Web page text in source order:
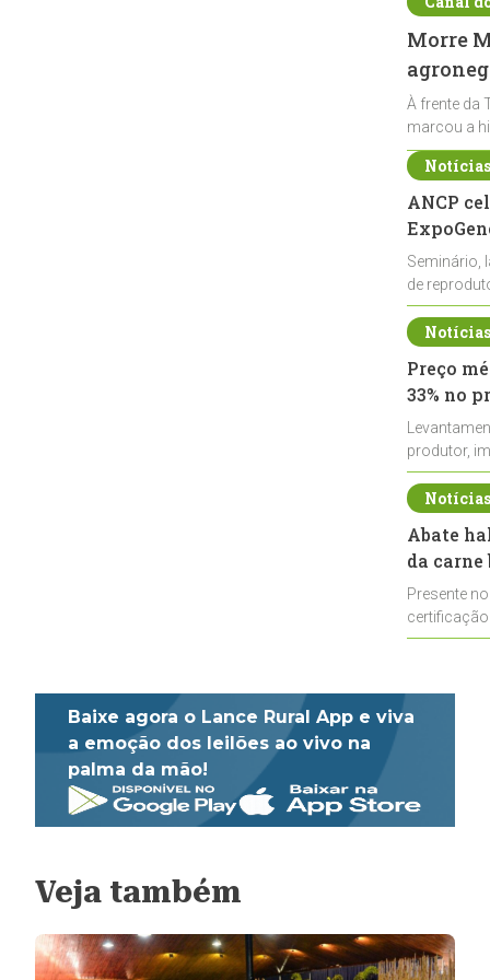
Morre
À frente da
marcou a
ANCP
Seminário,
de
durante a
Preço
33% no
produtor,
de leite cru
Abate
da
Presente
Baixe agora o Lance Rural App e viva
a emoção dos leilões ao vivo na
palma da mão!
Veja também